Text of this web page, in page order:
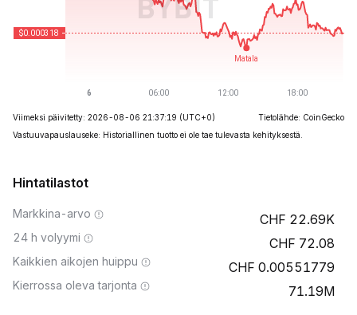
Viimeksi päivitetty: 2026-08-06 21:37:19 (UTC+0)
Tietolähde: CoinGecko
Vastuuvapauslauseke: Historiallinen tuotto ei ole tae tulevasta kehityksestä.
Hintatilastot
Markkina-arvo 22.69K
24 h volyymi 72.08
Kaikkien aikojen huippu 0.00551779
Kierrossa oleva tarjonta 71.19M